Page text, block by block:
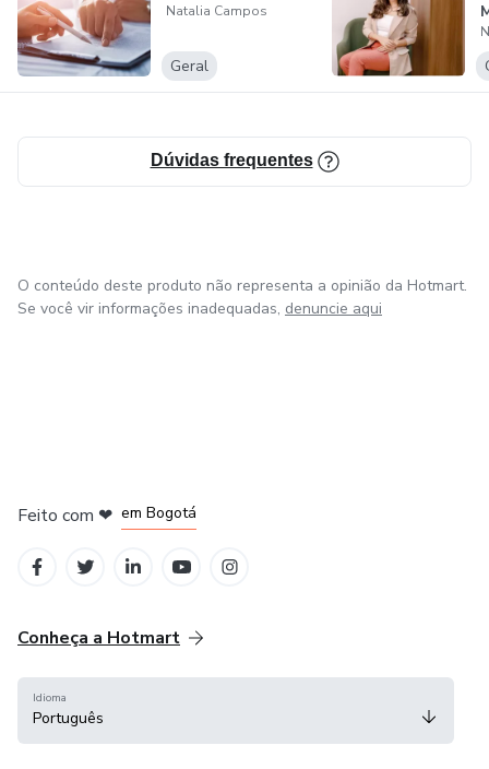
Natalia Campos
Geral
Dúvidas frequentes
O conteúdo deste produto não representa a opinião da Hotmart.
Se você vir informações inadequadas, denuncie aqui
Feito com ❤ em Bogotá
Conheça a Hotmart
Idioma
Português